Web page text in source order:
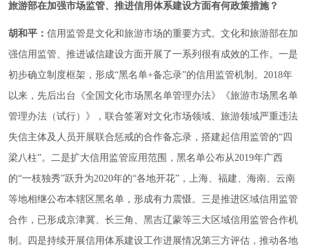
旅游部在加强市场监管、推进信用体系建设方面有何政策措施？
胡和平： 信用监管是文化和旅游市场的重要方式。文化和旅游部在加
强信用监管、推进诚信建设方面开展了一系列很有成效的工作。一是
初步确立制度框架，形成“黑名单+备忘录”的信用监管机制。2018年
以来，先后出台《全国文化市场黑名单管理办法》《旅游市场黑名单
管理办法（试行）》，联合签署对文化市场领域、旅游领域严重违法
失信主体及人员开展联合惩戒的合作备忘录，搭建起信用监管的“四
梁八柱”。二是扩大信用监管应用范围，黑名单公布从2019年广西
的“一枝独秀”跃升为2020年的“各地开花”，上海、福建、海南、云南
等地相继公布本辖区黑名单，形成有力震慑。三是推进区域信用监管
合作，已形成京津冀、长三角、黑吉辽蒙等三大区域信用监管合作机
制。四是持续开展信用体系建设工作进展情况第三方评估，推动各地